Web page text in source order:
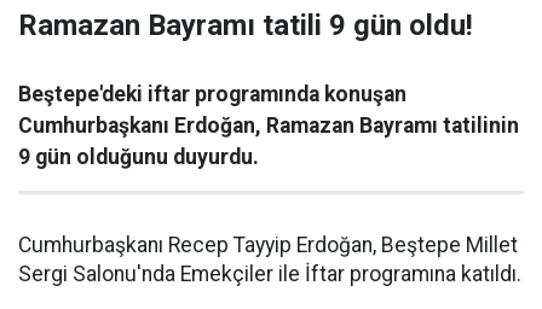
Ramazan Bayramı tatili 9 gün oldu!
Beştepe'deki iftar programında konuşan
Cumhurbaşkanı Erdoğan, Ramazan Bayramı tatilinin
9 gün olduğunu duyurdu.
Cumhurbaşkanı Recep Tayyip Erdoğan, Beştepe Millet
Sergi Salonu'nda Emekçiler ile İftar programına katıldı.